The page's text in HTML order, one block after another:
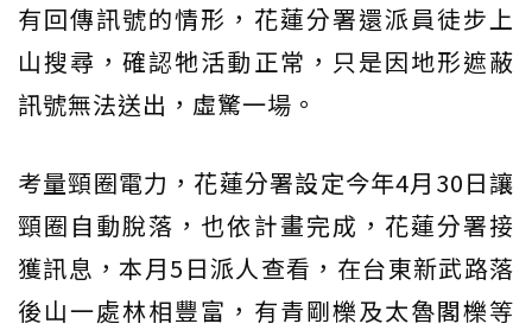
有回傳訊號的情形，花蓮分署還派員徒步上
山搜尋，確認牠活動正常，只是因地形遮蔽
訊號無法送出，虛驚一場。
考量頸圈電力，花蓮分署設定今年4月30日讓
頸圈自動脫落，也依計畫完成，花蓮分署接
獲訊息，本月5日派人查看，在台東新武路落
後山一處林相豐富，有青剛櫟及太魯閣櫟等